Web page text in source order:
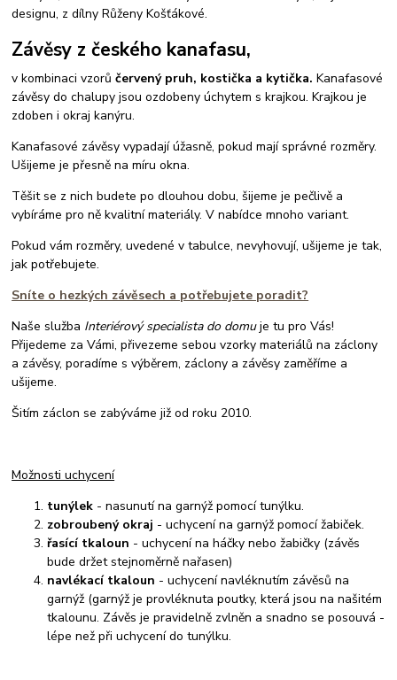
designu, z dílny Růženy Košťákové.
Závěsy z českého kanafasu,
v kombinaci vzorůčervený pruh, kostička a kytička.Kanafasové
závěsy do chalupy jsou ozdobeny úchytem s krajkou. Krajkou je
zdoben i okraj kanýru.
Kanafasové závěsy vypadají úžasně, pokud mají správné rozměry.
Ušijeme je přesně na míru okna.
Těšit se z nich budete po dlouhou dobu, šijeme je pečlivě a
vybíráme pro ně kvalitní materiály. V nabídce mnoho variant.
Pokud vám rozměry, uvedené v tabulce, nevyhovují, ušijeme je tak,
jak potřebujete.
Sníte o hezkých závěsech a potřebujete poradit?
Naše služba Interiérový specialista do domuje tu pro Vás!
Přijedeme za Vámi, přivezeme sebou vzorky materiálů na záclony
a závěsy, poradíme s výběrem, záclony a závěsy zaměříme a
ušijeme.
Šitím záclon se zabýváme již od roku 2010.
Možnosti uchycení
tunýlek - nasunutí na garnýž pomocí tunýlku.
zobroubený okraj - uchycení na garnýž pomocí žabiček.
řasící tkaloun - uchycení na háčky nebo žabičky (závěs
bude držet stejnoměrně nařasen)
navlékací tkaloun - uchycení navléknutím závěsů na
garnýž (garnýž je provléknuta poutky, která jsou na našitém
tkalounu. Závěs je pravidelně zvlněn a snadno se posouvá -
lépe než při uchycení do tunýlku.